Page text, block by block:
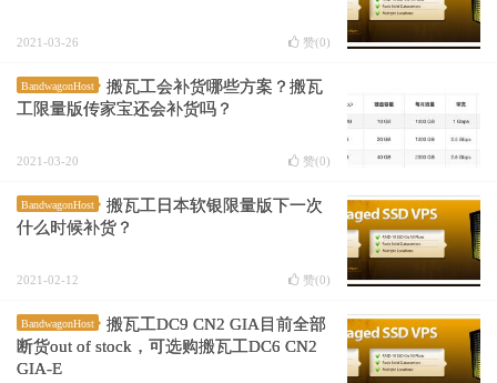
2021-03-26 赞(0)
BandwagonHost
搬瓦工会补货哪些方案？搬瓦
工限量版传家宝还会补货吗？
2021-03-20 赞(0)
BandwagonHost
搬瓦工日本软银限量版下一次
什么时候补货？
2021-02-12 赞(0)
BandwagonHost
搬瓦工DC9 CN2 GIA目前全部
断货out of stock，可选购搬瓦工DC6 CN2
GIA-E